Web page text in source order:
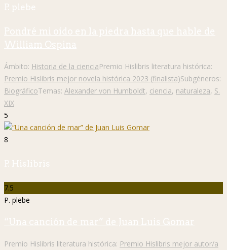
P. plebe
Pondré mi oído en la piedra hasta que hable de
William Ospina
Ámbito: Historia de la cienciaPremio Hislibris literatura histórica:
Premio Hislibris mejor novela histórica 2023 (finalista)Subgéneros:
BiográficoTemas: Alexander von Humboldt, ciencia, naturaleza, S.
XIX
5
8
P. Hislibris
7.5
P. plebe
“Una canción de mar” de Juan Luis Gomar
Premio Hislibris literatura histórica: Premio Hislibris mejor autor/a